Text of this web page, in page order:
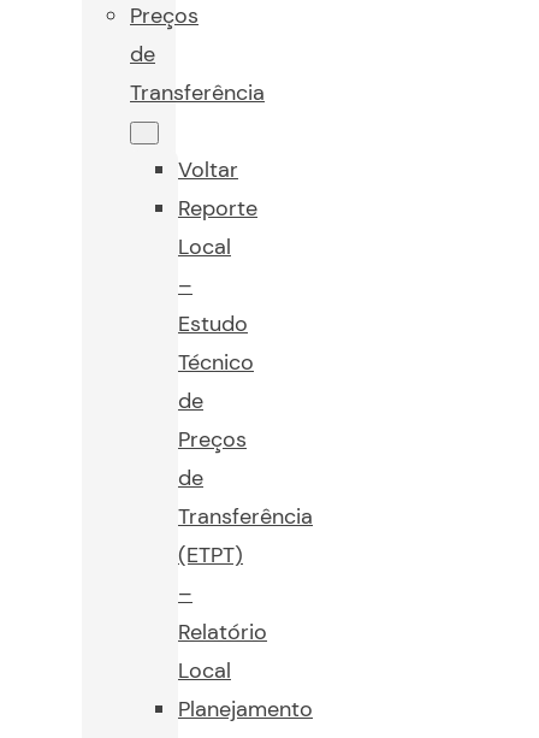
Preços
de
Transferência
Voltar
Reporte
Local
–
Estudo
Técnico
de
Preços
de
Transferência
(ETPT)
–
Relatório
Local
Planejamento